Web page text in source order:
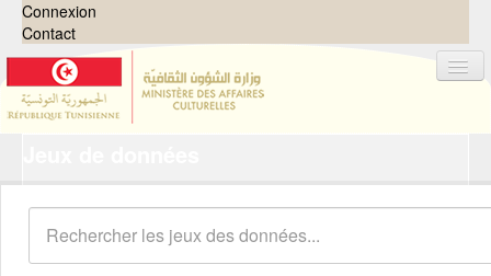
Connexion
Contact
Organisations
Groupes
Demandes 0